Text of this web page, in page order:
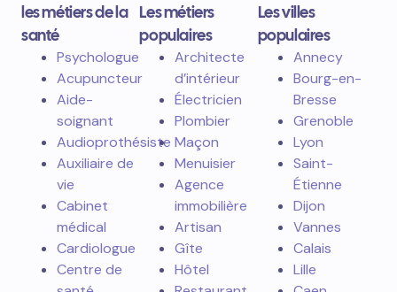
les métiers de la
santé
Psychologue
Acupuncteur
Aide-
soignant
Audioprothésiste
Auxiliaire de
vie
Cabinet
médical
Cardiologue
Centre de
Les métiers
populaires
Architecte
d’intérieur
Électricien
Plombier
Maçon
Menuisier
Agence
immobilière
Artisan
Gîte
Hôtel
Les villes
populaires
Annecy
Bourg-en-
Bresse
Grenoble
Lyon
Saint-
Étienne
Dijon
Vannes
Calais
Lille